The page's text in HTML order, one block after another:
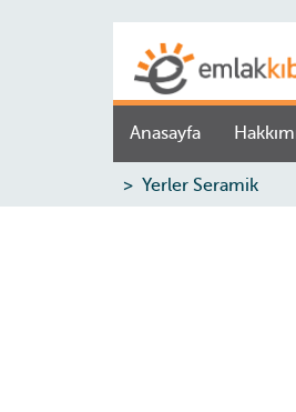
Anasayfa
Yerler Seramik